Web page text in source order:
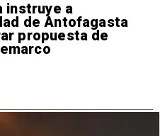
instruye a
de Antofagasta
propuesta de